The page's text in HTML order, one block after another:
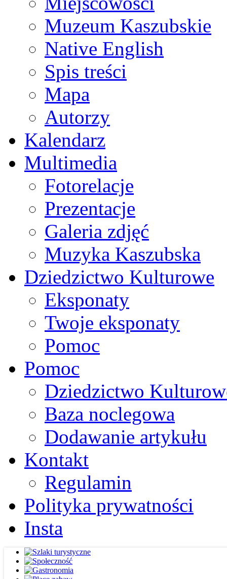
Muzeum Kaszubskie
Native English
Spis treści
Mapa
Autorzy
Kalendarz
Multimedia
Fotorelacje
Prezentacje
Galeria zdjęć
Muzyka Kaszubska
Dziedzictwo Kulturowe
Eksponaty
Twoje eksponaty
Pomoc
Pomoc
Dziedzictwo
Baza noclegowa
Dodawanie artykułu
Kontakt
Regulamin
Polityka prywatności
Insta